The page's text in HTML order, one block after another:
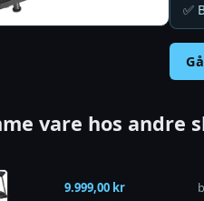
✅
vare hos andre
9.999,00 kr